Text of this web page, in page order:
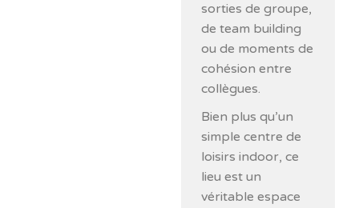
sorties de groupe,
de team building
ou de moments de
cohésion entre
collègues.
Bien plus qu’un
simple centre de
loisirs indoor, ce
lieu est un
véritable espace